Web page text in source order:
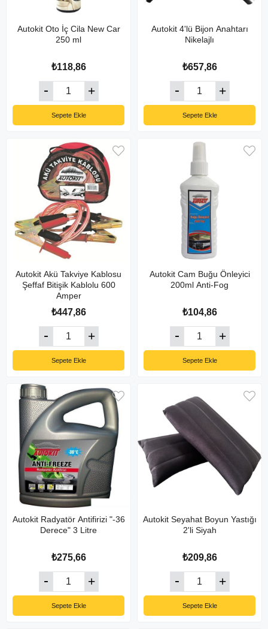
Autokit Oto İç Cila New Car
250 ml
₺118,86
Sepete Ekle
Autokit 4'lü Bijon Anahtarı
Nikelajlı
₺657,86
Sepete Ekle
Autokit Akü Takviye Kablosu
Şeffaf Bitişik Kablolu 600
Amper
₺447,86
Sepete Ekle
Autokit Cam Buğu Önleyici
200ml Anti-Fog
₺104,86
Sepete Ekle
Autokit Radyatör Antifirizi "-36
Derece" 3 Litre
₺275,66
Sepete Ekle
Autokit Seyahat Boyun Yastığı
2'li Siyah
₺209,86
Sepete Ekle